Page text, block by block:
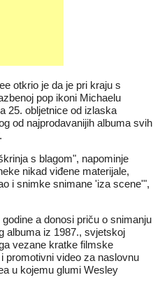
otkrio je da je pri kraju s
pop ikoni Michaelu
25. obljetnice od izlaska
od najprodavanijih albuma svih
s blagom", napominje
nikad viđene materijale,
i snimke snimane 'iza scene'",
a donosi priču o snimanju
albuma iz 1987., svjetskoj
vezane kratke filmske
promotivni video za naslovnu
u kojemu glumi Wesley